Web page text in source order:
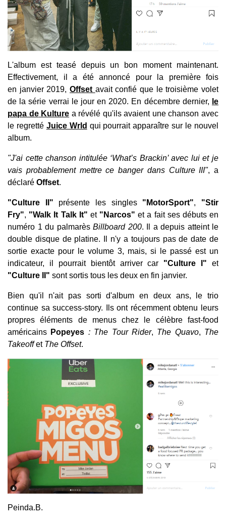
L'album est teasé depuis un bon moment maintenant.
Effectivement, il a été annoncé pour la première fois
en janvier 2019, Offset avait confié que le troisième volet
de la série verrai le jour en 2020. En décembre dernier, le
papa deKulture a révélé qu'ils avaient une chanson avec
le regretté Juice Wrld qui pourrait apparaître sur le nouvel
album.
"J'ai cette chanson intitulée ‘What’s Brackin’ avec lui et je
vais probablement mettre ce banger dans Culture III", a
déclaré Offset.
"Culture II" présente les singles "MotorSport", "Stir
Fry", "Walk It Talk It" et "Narcos" et a fait ses débuts en
numéro 1 du palmarès Billboard 200. Il a depuis atteint le
double disque de platine. Il n'y a toujours pas de date de
sortie exacte pour le volume 3, mais, si le passé est un
indicateur, il pourrait bientôt arriver car "Culture I" et
"Culture II" sont sortis tous les deux en fin janvier.
Bien qu'il n'ait pas sorti d'album en deux ans, le trio
continue sa success-story. Ils ont récemment obtenu leurs
propres éléments de menus chez le célèbre fast-food
américains Popeyes : The Tour Rider, The Quavo, The
Takeoffet The Offset.
Peinda.B.